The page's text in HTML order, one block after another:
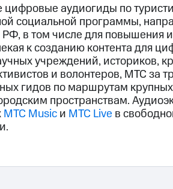
цифровые аудиогиды по
социальной программы,
в том числе для повышения
к созданию контента для
учреждений, историков,
и волонтеров, МТС за
гидов по маршрутам
пространствам.
МТС Musicи МТС Live в